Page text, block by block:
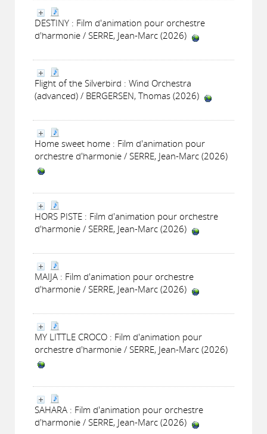
DESTINY : Film d'animation pour orchestre
d'harmonie / SERRE, Jean-Marc (2026)
Flight of the Silverbird : Wind Orchestra
(advanced) / BERGERSEN, Thomas (2026)
Home sweet home : Film d'animation pour
orchestre d'harmonie / SERRE, Jean-Marc (2026)
HORS PISTE : Film d'animation pour orchestre
d'harmonie / SERRE, Jean-Marc (2026)
MAIJA : Film d'animation pour orchestre
d'harmonie / SERRE, Jean-Marc (2026)
MY LITTLE CROCO : Film d'animation pour
orchestre d'harmonie / SERRE, Jean-Marc (2026)
SAHARA : Film d'animation pour orchestre
d'harmonie / SERRE, Jean-Marc (2026)